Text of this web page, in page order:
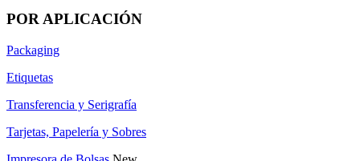
POR APLICACIÓN
Packaging
Etiquetas
Transferencia y Serigrafía
Tarjetas, Papelería y Sobres